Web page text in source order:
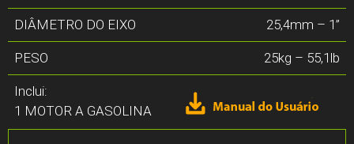
DIÂMETRO DO EIXO 25,4mm – 1”
PESO 25kg – 55,1lb
Inclui:
1 MOTOR A GASOLINA